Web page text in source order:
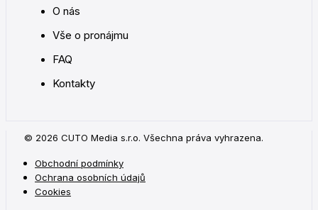
O nás
Vše o pronájmu
FAQ
Kontakty
© 2026 CUTO Media s.r.o. Všechna práva vyhrazena.
Obchodní podmínky
Ochrana osobních údajů
Cookies